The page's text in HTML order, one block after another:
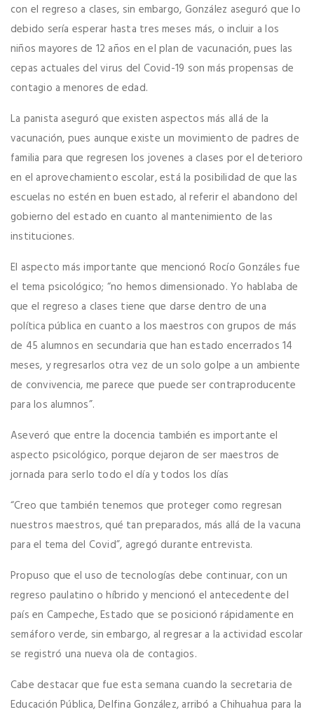
con el regreso a clases, sin embargo, González aseguró que lo
debido sería esperar hasta tres meses más, o incluir a los
niños mayores de 12 años en el plan de vacunación, pues las
cepas actuales del virus del Covid-19 son más propensas de
contagio a menores de edad.
La panista aseguró que existen aspectos más allá de la
vacunación, pues aunque existe un movimiento de padres de
familia para que regresen los jovenes a clases por el deterioro
en el aprovechamiento escolar, está la posibilidad de que las
escuelas no estén en buen estado, al referir el abandono del
gobierno del estado en cuanto al mantenimiento de las
instituciones.
El aspecto más importante que mencionó Rocío Gonzáles fue
el tema psicológico; “no hemos dimensionado. Yo hablaba de
que el regreso a clases tiene que darse dentro de una
política pública en cuanto a los maestros con grupos de más
de 45 alumnos en secundaria que han estado encerrados 14
meses, y regresarlos otra vez de un solo golpe a un ambiente
de convivencia, me parece que puede ser contraproducente
para los alumnos”.
Aseveró que entre la docencia también es importante el
aspecto psicológico, porque dejaron de ser maestros de
jornada para serlo todo el día y todos los días
“Creo que también tenemos que proteger como regresan
nuestros maestros, qué tan preparados, más allá de la vacuna
para el tema del Covid”, agregó durante entrevista.
Propuso que el uso de tecnologías debe continuar, con un
regreso paulatino o híbrido y mencionó el antecedente del
país en Campeche, Estado que se posicionó rápidamente en
semáforo verde, sin embargo, al regresar a la actividad escolar
se registró una nueva ola de contagios.
Cabe destacar que fue esta semana cuando la secretaria de
Educación Pública, Delfina González, arribó a Chihuahua para la